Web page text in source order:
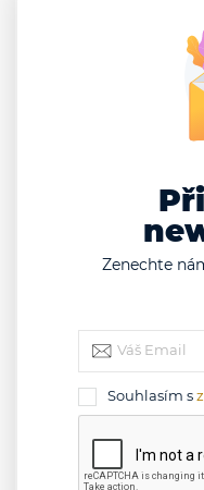
Souhlasím
Zenechte
Souhlasím s